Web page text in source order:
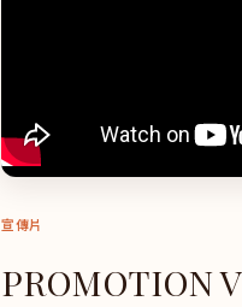
宣傳片
PROMOTION